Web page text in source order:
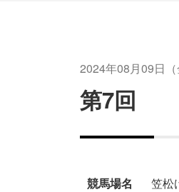
2024年08月09日（
第7回
競馬場名
笠松